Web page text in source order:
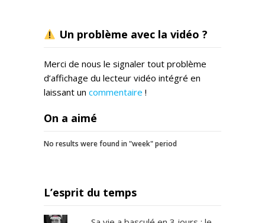
Un problème avec la vidéo ?
Merci de nous le signaler tout problème
d’affichage du lecteur vidéo intégré en
laissant un commentaire !
On a aimé
No results were found in "week" period
L’esprit du temps